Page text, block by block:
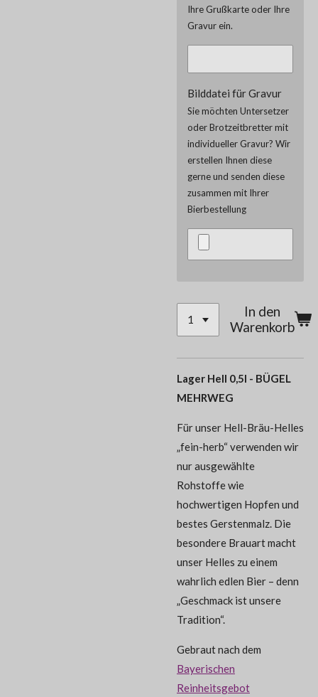
Ihre Grußkarte oder Ihre
Gravur ein.
Bilddatei für Gravur
Sie möchten Untersetzer
oder Brotzeitbretter mit
individueller Gravur? Wir
erstellen Ihnen diese
gerne und senden diese
zusammen mit Ihrer
Bierbestellung
In den
Warenkorb
Lager Hell 0,5l - BÜGEL
MEHRWEG
Für unser Hell-Bräu-Helles
„fein-herb“ verwenden wir
nur ausgewählte
Rohstoffe wie
hochwertigen Hopfen und
bestes Gerstenmalz. Die
besondere Brauart macht
unser Helles zu einem
wahrlich edlen Bier – denn
„Geschmack ist unsere
Tradition“.
Gebraut nach dem
Bayerischen
Reinheitsgebot